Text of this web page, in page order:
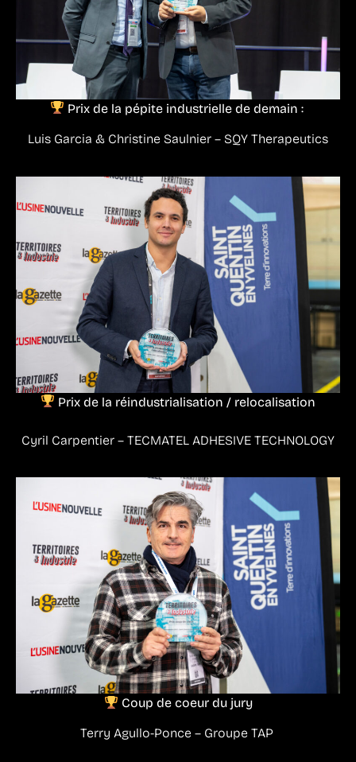
Prix de la pépite industrielle de demain :
Luis Garcia & Christine Saulnier – SQY Therapeutics
Prix de la réindustrialisation / relocalisation
Cyril Carpentier – TECMATEL ADHESIVE TECHNOLOGY
Coup de coeur du jury
Terry Agullo-Ponce – Groupe TAP